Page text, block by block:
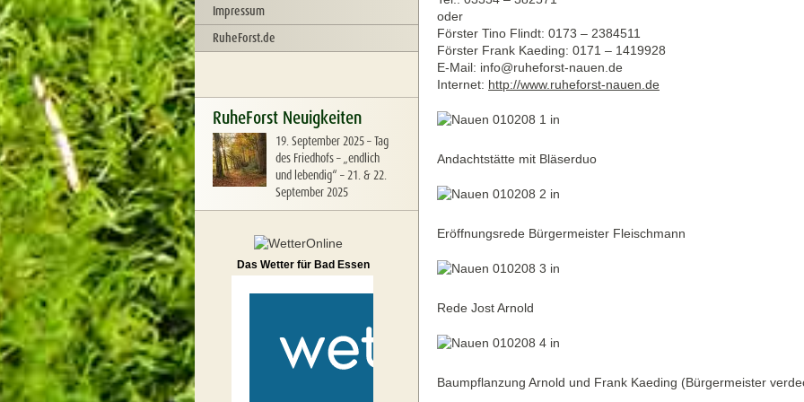
Impressum
RuheForst.de
RuheForst Neuigkeiten
19. September 2025–Tag
des Friedhofs – „endlich
und lebendig“ – 21. & 22.
September 2025
Das Wetter für Bad Essen
oder
Förster Tino Flindt: 0173 – 2384511
Förster Frank Kaeding: 0171 – 1419928
E-Mail: info@ruheforst-nauen.de
Internet: http://www.ruheforst-nauen.de
Andachtstätte mit Bläserduo
Eröffnungsrede Bürgermeister Fleischmann
Rede Jost Arnold
Baumpflanzung Arnold und Frank Kaeding (Bürgermeister